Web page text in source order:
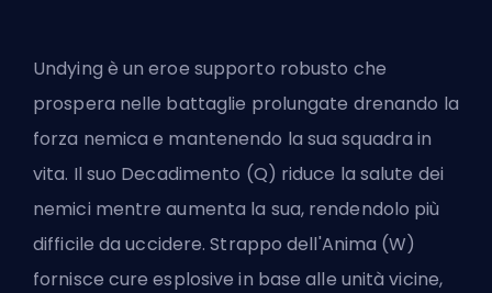
Undying è un eroe supporto robusto che
prospera nelle battaglie prolungate drenando la
forza nemica e mantenendo la sua squadra in
vita. Il suo Decadimento (Q) riduce la salute dei
nemici mentre aumenta la sua, rendendolo più
difficile da uccidere. Strappo dell'Anima (W)
fornisce cure esplosive in base alle unità vicine,